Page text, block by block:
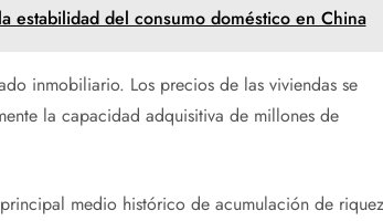
estabilidad del consumo doméstico en China
inmobiliario. Los precios de las viviendas se
la capacidad adquisitiva de millones de
medio histórico de acumulación de